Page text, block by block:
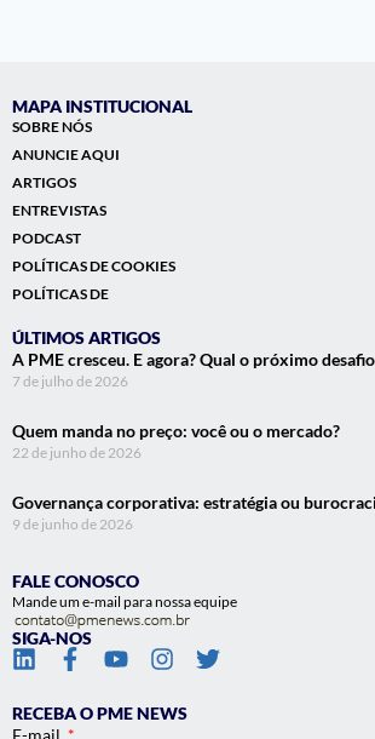
MAPA INSTITUCIONAL
SOBRE NÓS
ANUNCIE AQUI
ARTIGOS
ENTREVISTAS
PODCAST
POLÍTICAS DE COOKIES
POLÍTICAS DE
ÚLTIMOS ARTIGOS
A PME cresceu. E agora? Qual o próximo
7 de julho de 2026
Quem manda no preço: você ou o mercado?
22 de junho de 2026
Governança corporativa: estratégia ou
9 de junho de 2026
FALE CONOSCO
Mande um e-mail para nossa equipe
SIGA-NOS
RECEBA O PME NEWS
E-mail